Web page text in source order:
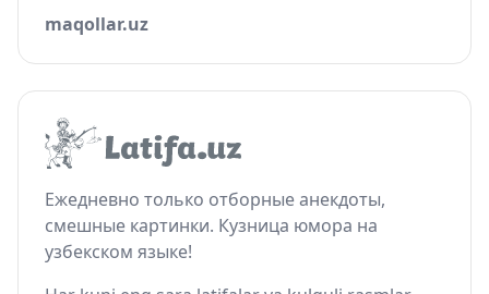
maqollar.uz
Ежедневно только отборные анекдоты,
смешные картинки. Кузница юмора на
узбекском языке!